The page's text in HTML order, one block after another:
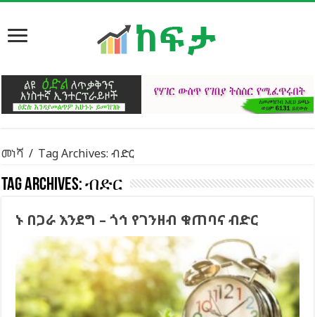
መነሻ / Tag Archives: ብድር
Tag Archives:ብድር
ኑ በጋራ እንደግ – ጎኅ የገንዘብ ቁጠባና ብድር